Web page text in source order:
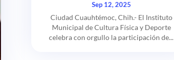
Sep 12, 2025
Ciudad Cuauhtémoc, Chih.- El Instituto
Municipal de Cultura Física y Deporte
celebra con orgullo la participación de...